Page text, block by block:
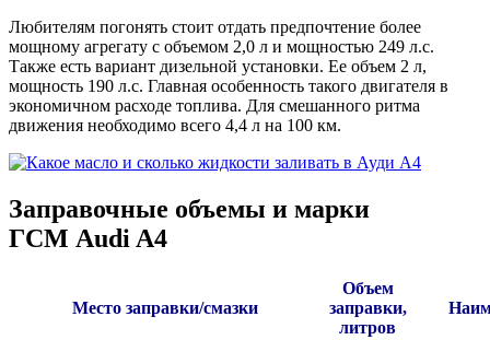
Любителям погонять стоит отдать предпочтение более
мощному агрегату с объемом 2,0 л и мощностью 249 л.с.
Также есть вариант дизельной установки. Ее объем 2 л,
мощность 190 л.с. Главная особенность такого двигателя в
экономичном расходе топлива. Для смешанного ритма
движения необходимо всего 4,4 л на 100 км.
Заправочные объемы и марки
ГСМ Audi A4
Место заправки/смазки
Объем
заправки,
литров